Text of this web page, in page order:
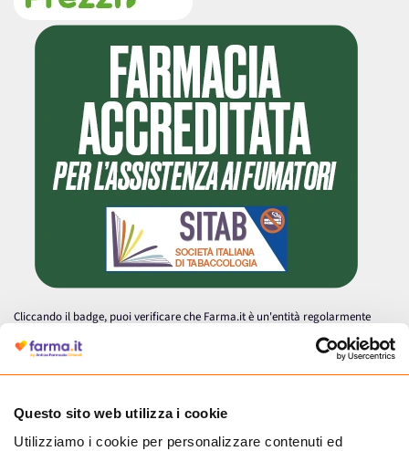
Questo sito web utilizza i cookie
Utilizziamo i cookie per personalizzare contenuti ed
Cliccando il badge, puoi verificare che Farma.it è un'entità regolarmente
autorizzata dal Ministero della Salute a effettuare la vendita online di
medicinali.